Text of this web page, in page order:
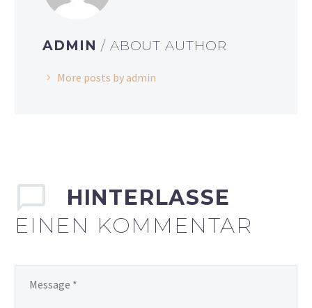
ADMIN / ABOUT AUTHOR
More posts by admin
HINTERLASSE
EINEN KOMMENTAR